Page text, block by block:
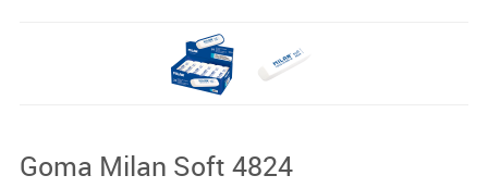
Goma Milan Soft 4824